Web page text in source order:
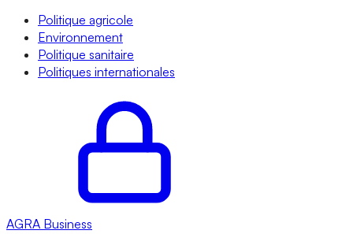
Politique agricole
Environnement
Politique sanitaire
Politiques internationales
AGRA Business